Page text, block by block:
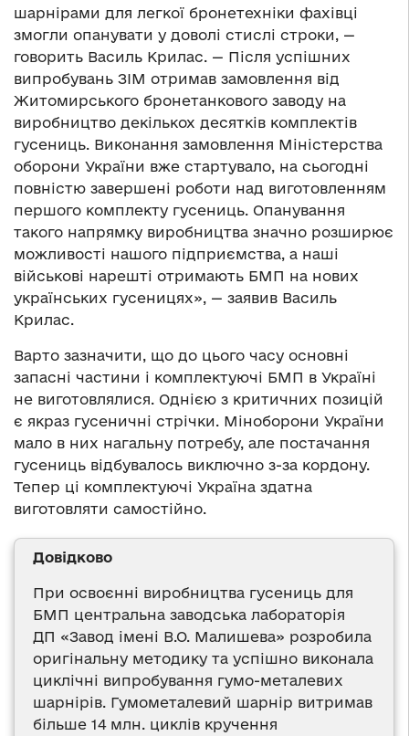
шарнірами для легкої бронетехніки фахівці
змогли опанувати у доволі стислі строки, —
говорить Василь Крилас. — Після успішних
випробувань ЗІМ отримав замовлення від
Житомирського бронетанкового заводу на
виробництво декількох десятків комплектів
гусениць. Виконання замовлення Міністерства
оборони України вже стартувало, на сьогодні
повністю завершені роботи над виготовленням
першого комплекту гусениць. Опанування
такого напрямку виробництва значно розширює
можливості нашого підприємства, а наші
військові нарешті отримають БМП на нових
українських гусеницях», — заявив Василь
Крилас.
Варто зазначити, що до цього часу основні
запасні частини і комплектуючі БМП в Україні
не виготовлялися. Однією з критичних позицій
є якраз гусеничні стрічки. Міноборони України
мало в них нагальну потребу, але постачання
гусениць відбувалось виключно з-за кордону.
Тепер ці комплектуючі Україна здатна
виготовляти самостійно.
Довідково
При освоєнні виробництва гусениць для
БМП центральна заводська лабораторія
ДП «Завод імені В.О. Малишева» розробила
оригінальну методику та успішно виконала
циклічні випробування гумо-металевих
шарнірів. Гумометалевий шарнір витримав
більше 14 млн. циклів кручення